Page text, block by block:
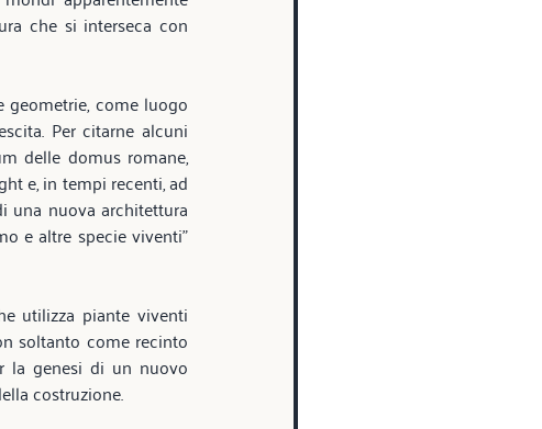
che si interseca con
geometrie, come luogo
Per citarne alcuni
delle domus romane,
e, in tempi recenti, ad
una nuova architettura
e altre specie viventi”
utilizza piante viventi
soltanto come recinto
la genesi di un nuovo
costruzione.